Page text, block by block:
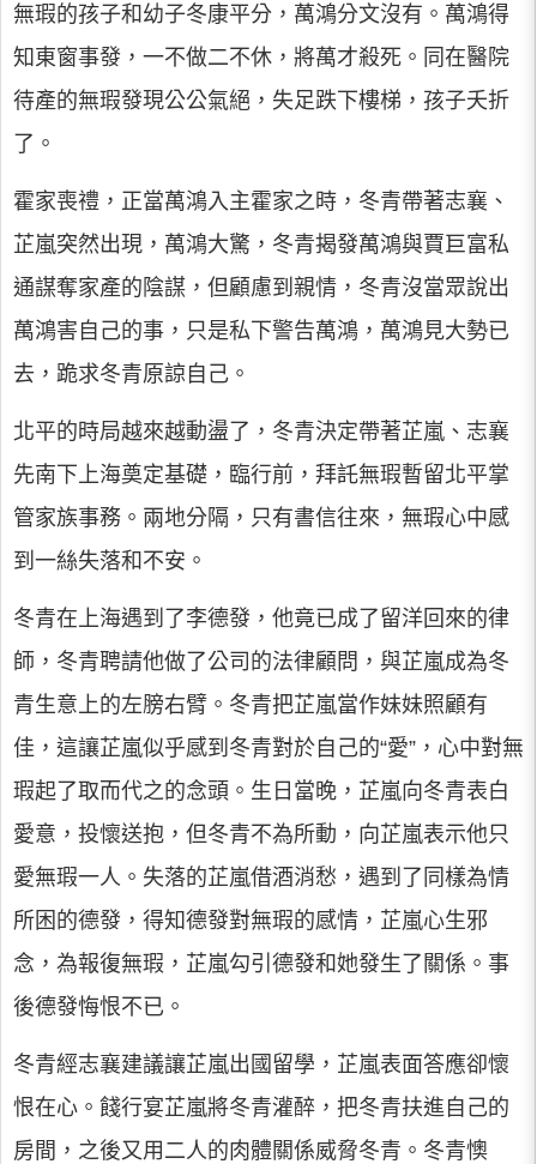
無瑕的孩子和幼子冬康平分，萬鴻分文沒有。萬鴻得
知東窗事發，一不做二不休，將萬才殺死。同在醫院
待產的無瑕發現公公氣絕，失足跌下樓梯，孩子夭折
了。
霍家喪禮，正當萬鴻入主霍家之時，冬青帶著志襄、
芷嵐突然出現，萬鴻大驚，冬青揭發萬鴻與賈巨富私
通謀奪家產的陰謀，但顧慮到親情，冬青沒當眾說出
萬鴻害自己的事，只是私下警告萬鴻，萬鴻見大勢已
去，跪求冬青原諒自己。
北平的時局越來越動盪了，冬青決定帶著芷嵐、志襄
先南下上海奠定基礎，臨行前，拜託無瑕暫留北平掌
管家族事務。兩地分隔，只有書信往來，無瑕心中感
到一絲失落和不安。
冬青在上海遇到了李德發，他竟已成了留洋回來的律
師，冬青聘請他做了公司的法律顧問，與芷嵐成為冬
青生意上的左膀右臂。冬青把芷嵐當作妹妹照顧有
佳，這讓芷嵐似乎感到冬青對於自己的“愛”，心中對無
瑕起了取而代之的念頭。生日當晚，芷嵐向冬青表白
愛意，投懷送抱，但冬青不為所動，向芷嵐表示他只
愛無瑕一人。失落的芷嵐借酒消愁，遇到了同樣為情
所困的德發，得知德發對無瑕的感情，芷嵐心生邪
念，為報復無瑕，芷嵐勾引德發和她發生了關係。事
後德發悔恨不已。
冬青經志襄建議讓芷嵐出國留學，芷嵐表面答應卻懷
恨在心。餞行宴芷嵐將冬青灌醉，把冬青扶進自己的
房間，之後又用二人的肉體關係威脅冬青。冬青懊